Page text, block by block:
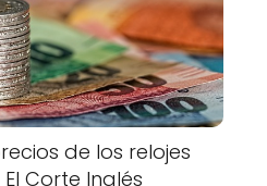
de los relojes
Corte Inglés